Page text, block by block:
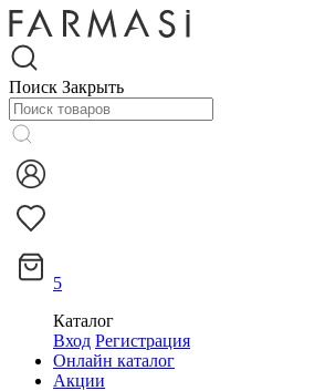
Поиск Закрыть
5
Каталог
Вход Регистрация
Онлайн каталог
Акции